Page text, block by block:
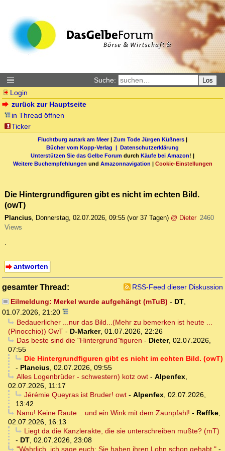
Suche: Los
Login
zurück zur Hauptseite
in Thread öffnen
Ticker
Fluchtburg autark am Meer| Zum Tode Jürgen Küßners |
Bücher vom Kopp-Verlag | Datenschutzerklärung
Unterstützen Sie das Gelbe Forum durch Käufe bei Amazon! |
Weitere Buchempfehlungen und Amazonnavigation | Cookie-Einstellungen
Die Hintergrundfiguren gibt es nicht im echten Bild.
(owT)
Plancius, Donnerstag, 02.07.2026, 09:55 (vor 37 Tagen) @ Dieter 2460
Views
.
antworten
gesamter Thread:
RSS-Feed dieser Diskussion
Eilmeldung: Merkel wurde aufgehängt (mTuB) - DT,
01.07.2026, 21:20
Bedauerlicher ...nur das Bild...(Mehr zu bemerken ist heute ...
(Pinocchio)) OwT - D-Marker, 01.07.2026, 22:26
Das beste sind die "Hintergrund"figuren - Dieter, 02.07.2026,
07:55
Die Hintergrundfiguren gibt es nicht im echten Bild. (owT)
- Plancius, 02.07.2026, 09:55
Alles Logenbrüder - schwestern) kotz owt- Alpenfex,
02.07.2026, 11:17
Jérémie Queyras ist Bruder! owt- Alpenfex, 02.07.2026,
13:42
Nanu! Keine Raute .. und ein Wink mit dem Zaunpfahl! - Reffke,
02.07.2026, 16:13
Liegt da die Kanzlerakte, die sie unterschreiben mußte? (mT)
- DT, 02.07.2026, 23:08
"Wahrlich, ich sage euch: Sie haben ihren Lohn schon gehabt."-